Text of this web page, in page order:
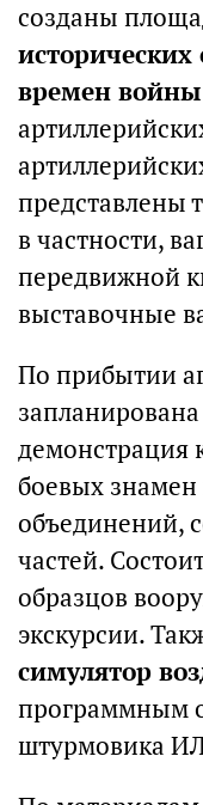
созданы
исторических
времен войны
представлены
в частности,
передвижной
выставочные
По прибытии
демонстрация
боевых
объединений,
частей.
образцов
экскурсии.
симулятор
программным
штурмовика